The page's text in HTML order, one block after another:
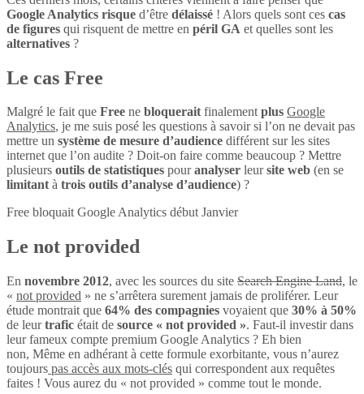
Google Analytics risque d’être délaissé ! Alors quels sont ces cas
de figures qui risquent de mettre en péril GA et quelles sont les
alternatives ?
Le cas Free
Malgré le fait que Free ne bloqueraitfinalementplus Google
Analytics, je me suis posé les questions à savoir si l’on ne devait pas
mettre un système de mesure d’audience différent sur les sites
internet que l’on audite ? Doit-on faire comme beaucoup ? Mettre
plusieurs outils de statistiques pouranalyser leursite web (en se
limitantà trois outils d’analyse d’audience) ?
Free bloquait Google Analytics début Janvier
Le not provided
En novembre 2012, avec les sources du site Search Engine Land, le
« not provided » ne s’arrêtera surement jamais de proliférer. Leur
étude montrait que 64% des compagnies voyaient que 30% à 50%
de leurtrafic était de source « not provided ». Faut-il investir dans
leur fameux compte premium Google Analytics ? Eh bien
non, Même en adhérant à cette formule exorbitante, vous n’aurez
toujours pas accès aux mots-clés qui correspondent aux requêtes
faites ! Vous aurez du « not provided » comme tout le monde.